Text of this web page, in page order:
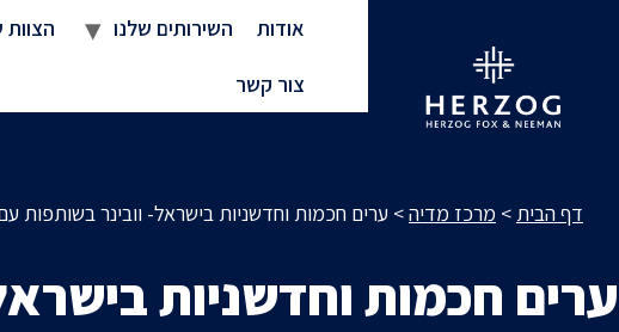
אודות השירותים שלנו הצוות
צור קשר
דף הבית > מרכז מדיה> ערים חכמות וחדשניות בישראל- וובינר בשותפות
ערים חכמות וחדשניות